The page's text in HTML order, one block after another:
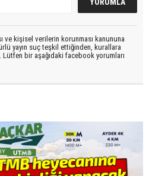
ve kişisel verilerin korunması kanununa
yayın suç teşkil ettiğinden, kurallara
Lütfen bir aşağıdaki facebook yorumları